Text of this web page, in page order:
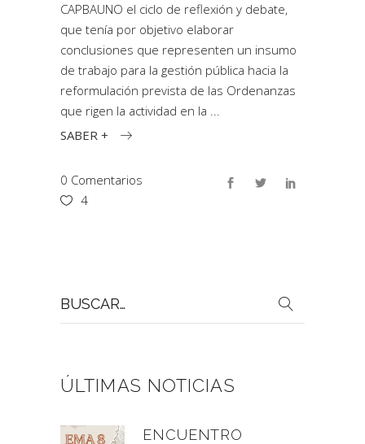
CAPBAUNO el ciclo de reflexión y debate,
que tenía por objetivo elaborar
conclusiones que representen un insumo
de trabajo para la gestión pública hacia la
reformulación prevista de las Ordenanzas
que rigen la actividad en la
SABER +
0 Comentarios
4
por:
ÚLTIMAS NOTICIAS
ENCUENTRO